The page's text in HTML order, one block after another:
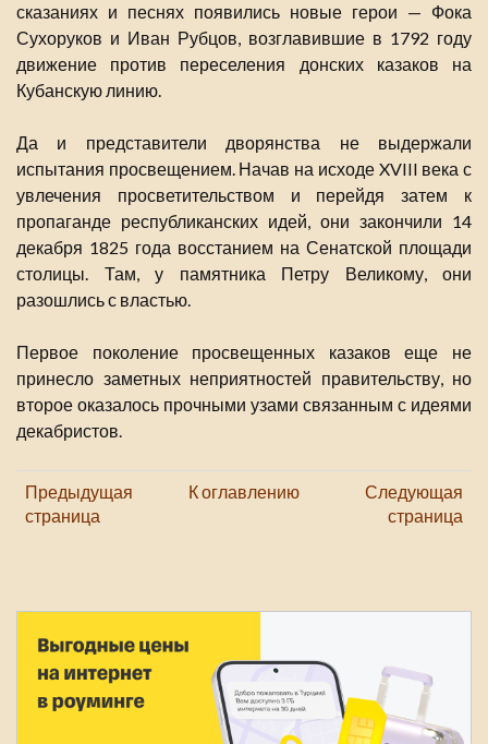
сказаниях и песнях появились новые герои — Фока
Сухоруков и Иван Рубцов, возглавившие в 1792 году
движение против переселения донских казаков на
Кубанскую линию.
Да и представители дворянства не выдержали
испытания просвещением. Начав на исходе XVIII века с
увлечения просветительством и перейдя затем к
пропаганде республиканских идей, они закончили 14
декабря 1825 года восстанием на Сенатской площади
столицы. Там, у памятника Петру Великому, они
разошлись с властью.
Первое поколение просвещенных казаков еще не
принесло заметных неприятностей правительству, но
второе оказалось прочными узами связанным с идеями
декабристов.
Предыдущая
страница
К оглавлению
Следующая
страница